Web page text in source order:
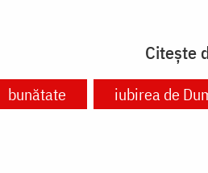
Citește
bunătate iubirea de